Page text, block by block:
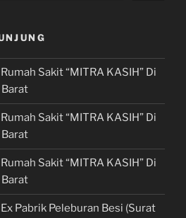
Sakit “MITRA KASIH” Di
Barat
Sakit “MITRA KASIH” Di
Barat
Sakit “MITRA KASIH” Di
Barat
Pabrik Peleburan Besi (Surat